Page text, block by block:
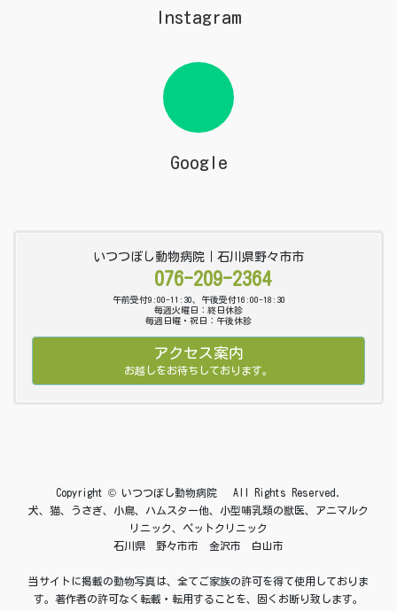
Instagram
Google
いつつぼし動物病院｜石川県野々市市
076-209-2364
午前受付9:00-11:30、午後受付16:00-18:30
毎週火曜日：終日休診
毎週日曜・祝日：午後休診
アクセス案内
お越しをお待ちしております。
Copyright © いつつぼし動物病院 All Rights Reserved.
犬、猫、うさぎ、小鳥、ハムスター他、小型哺乳類の獣医、アニマルク
リニック、ペットクリニック
石川県 野々市市 金沢市 白山市
当サイトに掲載の動物写真は、全てご家族の許可を得て使用しておりま
す。著作者の許可なく転載・転用することを、固くお断り致します。